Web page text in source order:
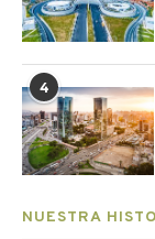
4
NUESTRA